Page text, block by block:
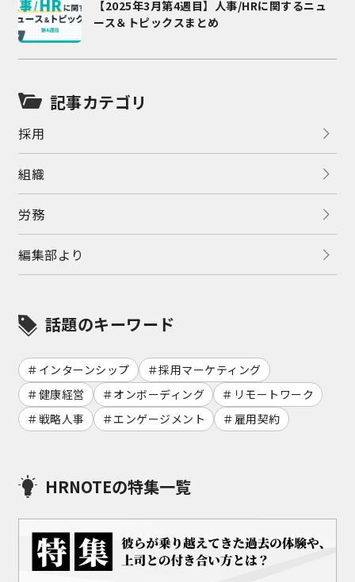
【2025年3月第4週目】人事/HRに関するニュ
ース＆トピックスまとめ
記事カテゴリ
採用
組織
労務
編集部より
話題のキーワード
インターンシップ
採用マーケティング
健康経営
オンボーディング
リモートワーク
戦略人事
エンゲージメント 雇用契約
HRNOTEの特集一覧